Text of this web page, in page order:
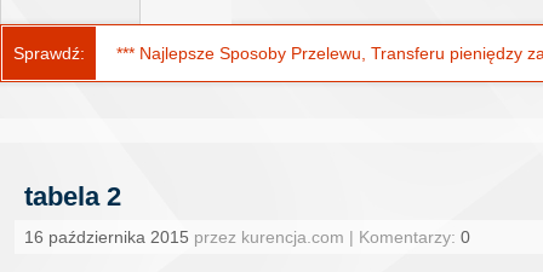
Sprawdź: *** Najlepsze Sposoby Przelewu, Transferu pieniędzy
tabela 2
16 października 2015 przez kurencja.com | Komentarzy: 0